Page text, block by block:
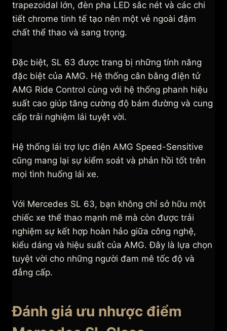
trapezoidal lớn, đèn pha LED sắc nét và các chi
tiết chrome tinh tế tạo nên một vẻ ngoài đậm
chất thể thao và sang trọng.
Đặc biệt, SL 63 được trang bị những tính năng
đặc biệt của AMG. Hệ thống cân bằng điện tử
AMG Ride Control cùng với hệ thống phanh hiệu
suất cao giúp tăng cường độ bám đường và cung
cấp trải nghiệm lái tuyệt vời.
Hệ thống lái trợ lực điện AMG Speed-Sensitive
cũng mang lại sự kiểm soát và phản hồi tốt trên
mọi tình huống lái xe.
Với Mercedes SL 63, bạn không chỉ sở hữu một
chiếc xe thể thao mạnh mẽ mà còn được trải
nghiệm sự kết hợp hoàn hảo giữa công nghệ,
kiểu dáng và hiệu suất của AMG. Đây là lựa chọn
tuyệt vời cho những người đam mê tốc độ và
đẳng cấp.
Đánh giá ưu nhược điểm